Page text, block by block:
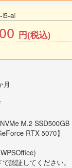
i5-ai
円(税込)
M.2 SSD500GB
RTX 5070】
認証してください。